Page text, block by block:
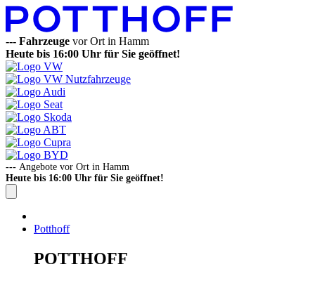
--- Fahrzeuge vor Ort in Hamm
Heute bis 16:00 Uhr für Sie geöffnet!
--- Angebote vor Ort in Hamm
Heute bis 16:00 Uhr für Sie geöffnet!
Potthoff
POTTHOFF